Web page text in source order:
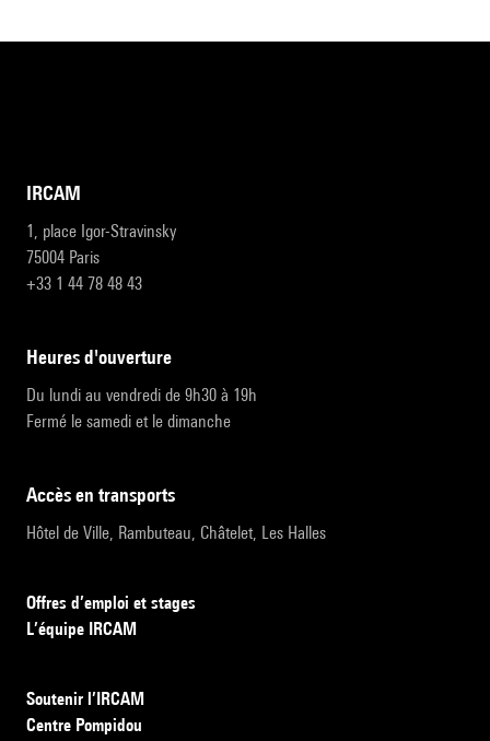
IRCAM
1, place Igor-Stravinsky
75004 Paris
+33 1 44 78 48 43
heures d'ouverture
Du lundi au vendredi de 9h30 à 19h
Fermé le samedi et le dimanche
accès en transports
Hôtel de Ville, Rambuteau, Châtelet, Les Halles
Offres d’emploi et stages
L’équipe IRCAM
Soutenir l’IRCAM
Centre Pompidou